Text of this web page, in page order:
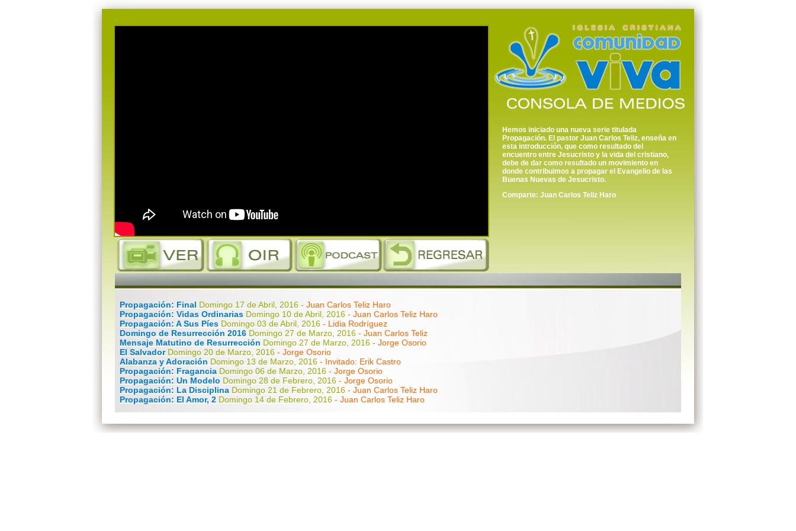
Hemos iniciado una nueva serie titulada
Propagación. El pastor Juan Carlos Teliz, enseña en
esta introducción, que como resultado del
encuentro entre Jesucristo y la vida del cristiano,
debe de dar como resultado un movimiento en
donde contribuimos a propagar el Evangelio de las
Buenas Nuevas de Jesucristo.
Comparte: Juan Carlos Teliz Haro
Propagación: Final Domingo 17 de Abril, 2016 - Juan Carlos Teliz Haro
Propagación: Vidas Ordinarias Domingo 10 de Abril, 2016 - Juan Carlos Teliz Haro
Propagación: A Sus Píes Domingo 03 de Abril, 2016 - Lidia Rodríguez
Domingo de Resurrección 2016 Domingo 27 de Marzo, 2016 - Juan Carlos Teliz
Mensaje Matutino de Resurrección Domingo 27 de Marzo, 2016 - Jorge Osorio
El Salvador Domingo 20 de Marzo, 2016 - Jorge Osorio
Alabanza y Adoración Domingo 13 de Marzo, 2016 - Invitado: Erik Castro
Propagación: Fragancia Domingo 06 de Marzo, 2016 - Jorge Osorio
Propagación: Un Modelo Domingo 28 de Febrero, 2016 - Jorge Osorio
Propagación: La Disciplina Domingo 21 de Febrero, 2016 - Juan Carlos Teliz Haro
Propagación: El Amor, 2 Domingo 14 de Febrero, 2016 - Juan Carlos Teliz Haro
Propagación: La Iglesia, 1Domingo 24 de Enero, 2016- Jorge Osorio